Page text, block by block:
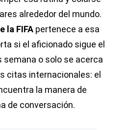
alrededor del mundo.
la FIFA pertenece a esa
si el aficionado sigue el
o solo se acerca
citas internacionales: el
la manera de
de conversación.